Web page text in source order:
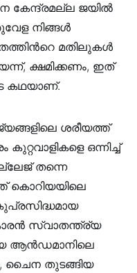
കേന്ദ്രമല്ല ജയില്‍
നിങ്ങള്‍
മതിലുകള്‍
ക്ഷമിക്കണം, ഇത്
കഥയാണ്.
ശരീയത്ത്
കുറ്റവാളികളെ ഒന്നിച്ച്
തന്നെ
കൊറിയയിലെ
സ്വാതന്ത്ര്യ
ആന്‍ഡമാനിലെ
ചൈന തുടങ്ങിയ